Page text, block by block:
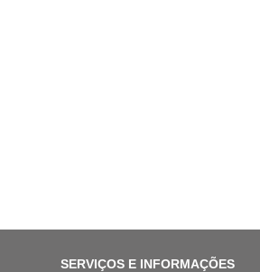
SERVIÇOS E INFORMAÇÕES